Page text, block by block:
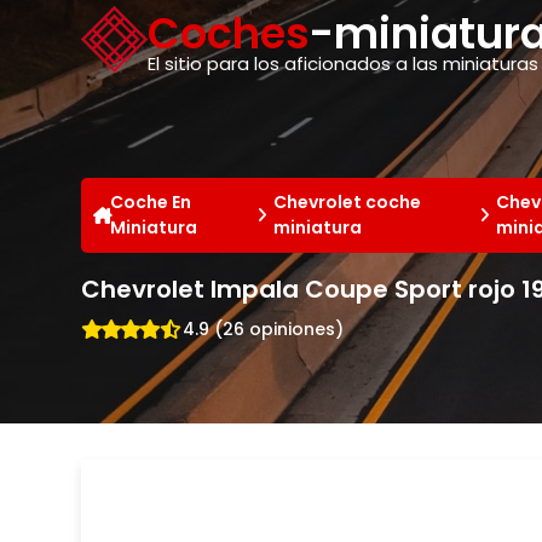
Coches-
El sitio para los aficionados a las miniaturas
Coche En
Miniatura
Chevrolet coche
miniatura
Chevrolet Impala Coupe Sport rojo
4.9 (26 opiniones)
Panel de gestión de cookies